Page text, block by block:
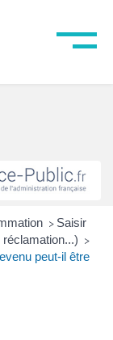
> Saisir
>
peut-il être